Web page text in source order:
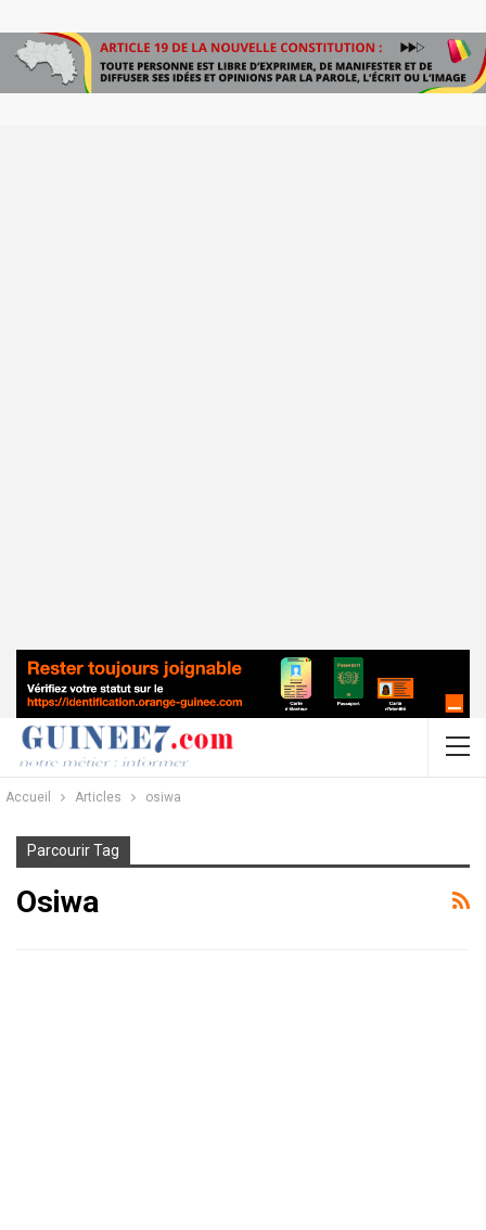
Accueil Articles osiwa
Parcourir Tag
Osiwa